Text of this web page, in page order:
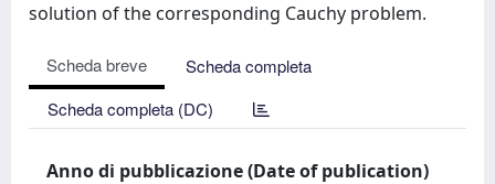
solution of the corresponding Cauchy problem.
Scheda breve
Scheda completa
Scheda completa (DC)
Anno di pubblicazione (Date of publication)